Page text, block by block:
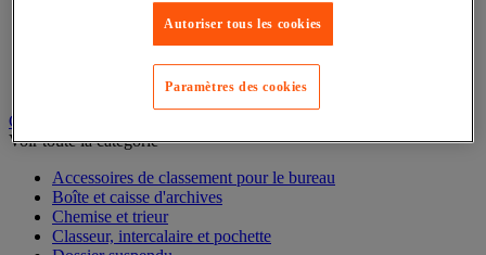
Rafraîchisseur d'air
Traitement de l'air
Classement et archivage
Accessoires de classement pour le bureau
Boîte et caisse d'archives
Chemise et trieur
Autoriser tous les cookies
Paramètres des cookies